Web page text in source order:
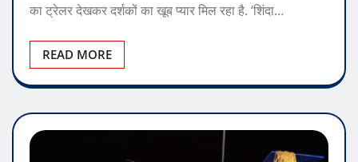
का ट्रेलर देखकर दर्शकों का खूब प्यार मिल रहा है. ‘शिंदा…
READ MORE